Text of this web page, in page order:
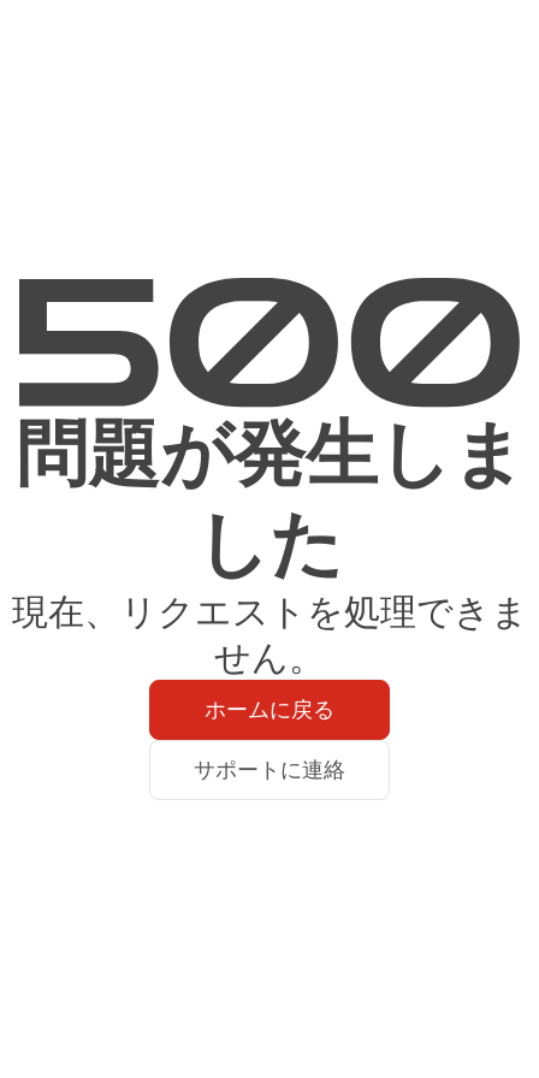
問題が発生しま
した
現在、リクエストを処理できま
せん。
ホームに戻る
サポートに連絡